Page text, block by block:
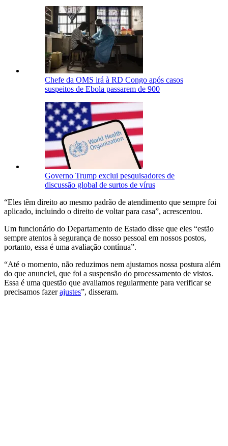
Chefe da OMS irá à RD Congo após casos
suspeitos de Ebola passarem de 900
Governo Trump exclui pesquisadores de
discussão global de surtos de vírus
“Eles têm direito ao mesmo padrão de atendimento que sempre foi
aplicado, incluindo o direito de voltar para casa”, acrescentou.
Um funcionário do Departamento de Estado disse que eles “estão
sempre atentos à segurança de nosso pessoal em nossos postos,
portanto, essa é uma avaliação contínua”.
“Até o momento, não reduzimos nem ajustamos nossa postura além
do que anunciei, que foi a suspensão do processamento de vistos.
Essa é uma questão que avaliamos regularmente para verificar se
precisamos fazerajustes”, disseram.